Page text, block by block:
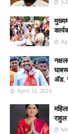
ॲड.
April 12, 2026
राहुल